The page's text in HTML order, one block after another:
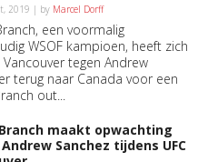
2019 | by Marcel Dorff
een voormalig
WSOF kampioen, heeft zich
tegen Andrew
terug naar Canada voor een
out...
maakt opwachting
Sanchez tijdens UFC